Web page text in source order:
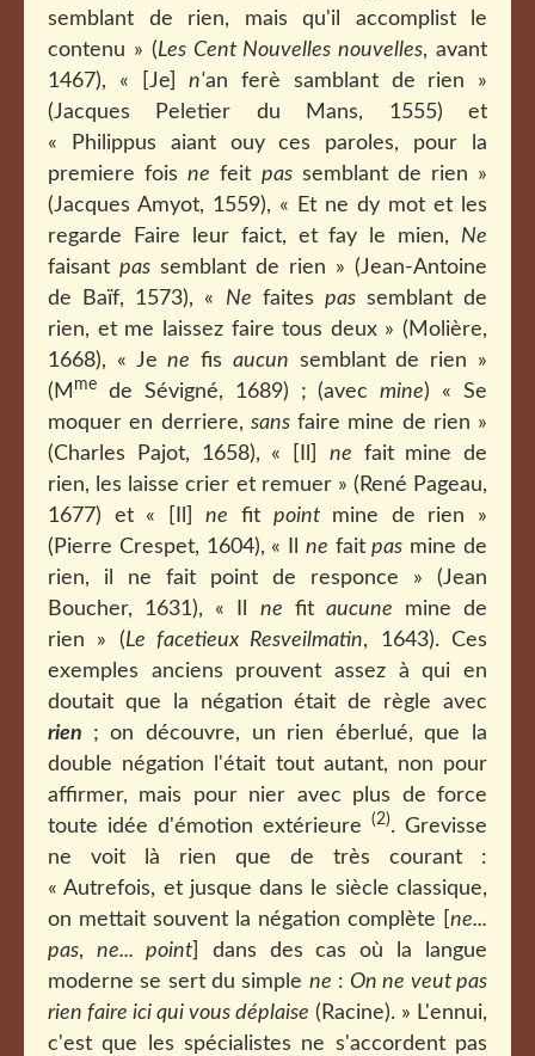
semblant de rien, mais qu'il accomplist le
contenu » (Les Cent Nouvelles nouvelles, avant
1467), « [Je]n'an ferè samblant de rien »
(Jacques Peletier du Mans, 1555) et
« Philippus aiant ouy ces paroles, pour la
premiere foisne feit passemblant de rien »
(Jacques Amyot, 1559), « Et ne dy mot et les
regarde Faire leur faict, et fay le mien, Ne
faisant pas semblant de rien » (Jean-Antoine
de Baïf, 1573), « Ne faites passemblant de
rien, et me laissez faire tous deux » (Molière,
1668), « Jene fis aucun semblant de rien »
(M me de Sévigné, 1689) ; (avecmine) « Se
moquer en derriere, sansfaire mine de rien »
(Charles Pajot, 1658), « [Il] ne fait mine de
rien, les laisse crier et remuer » (René Pageau,
1677) et « [Il]ne fit pointmine de rien »
(Pierre Crespet, 1604), « Il ne faitpas mine de
rien, il ne fait point de responce » (Jean
Boucher, 1631), « Il ne fit aucune mine de
rien » (Le facetieux Resveilmatin, 1643). Ces
exemples anciens prouvent assez à qui en
doutait que la négation était de règle avec
rien ; on découvre, un rien éberlué, que la
double négation l'était tout autant, non pour
affirmer, mais pour nier avec plus de force
toute idée d'émotion extérieure
(2). Grevisse
ne voit là rien que de très courant :
« Autrefois, et jusque dans le siècle classique,
on mettait souvent la négation complète [ ne...
pas, ne... point] dans des cas où la langue
moderne se sert du simple ne : On ne veut pas
rien faire ici qui vous déplaise (Racine). » L'ennui,
c'est que les spécialistes ne s'accordent pas